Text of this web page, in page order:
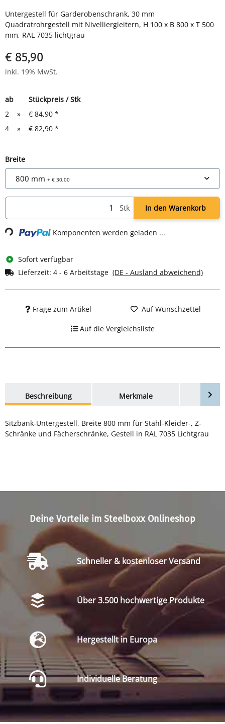
Untergestell für Garderobenschrank, 30 mm
Quadratrohrgestell mit Nivelliergleitern, H 100 x B 800 x T 500
mm, RAL 7035 lichtgrau
€ 85,90
inkl. 19% MwSt.
ab
Stückpreis / Stk
2
» € 84,90 *
4
» € 82,90 *
Breite
800 mm + € 30,00
Stk In den Warenkorb
Loading... Komponenten werden geladen ...
Sofort verfügbar
Lieferzeit: 4 - 6 Arbeitstage (DE - Ausland abweichend)
Frage zum Artikel Auf Wunschzettel
Auf die Vergleichsliste
Beschreibung
Merkmale
Sitzbank-Untergestell, Breite 800 mm für Stahl-Kleider-, Z-
Schränke und Fächerschränke, Gestell in RAL 7035 Lichtgrau
Deine Vorteile im Steelboxx Onlineshop
Schneller & kostenloser Versand
Über 3.500 hochwertige Produkte
Hergestellt in Europa
Individuelle Beratung